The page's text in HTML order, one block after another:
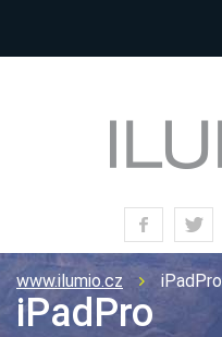
www.ilumio.cz iPadPro
iPadPro